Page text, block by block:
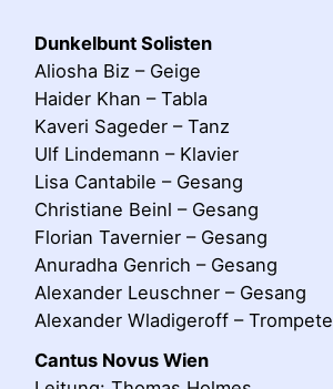
Dunkelbunt Solisten
Aliosha Biz – Geige
Haider Khan – Tabla
Kaveri Sageder – Tanz
Ulf Lindemann – Klavier
Lisa Cantabile – Gesang
Christiane Beinl – Gesang
Florian Tavernier – Gesang
Anuradha Genrich – Gesang
Alexander Leuschner – Gesang
Alexander Wladigeroff – Trompete
Cantus Novus Wien